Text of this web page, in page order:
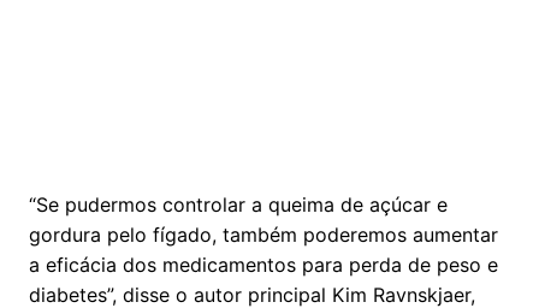
“Se pudermos controlar a queima de açúcar e
gordura pelo fígado, também poderemos aumentar
a eficácia dos medicamentos para perda de peso e
diabetes”, disse o autor principal Kim Ravnskjaer,